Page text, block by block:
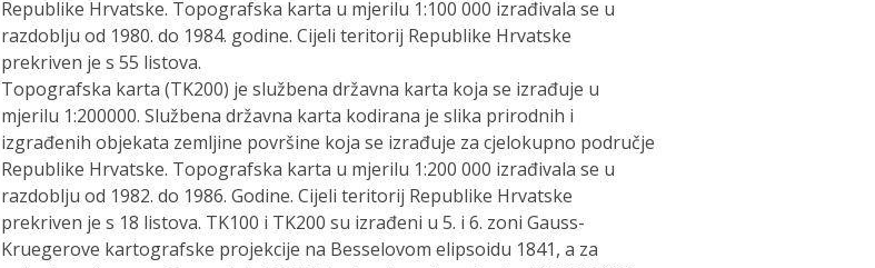
Republike Hrvatske. Topografska karta u mjerilu 1:100 000 izrađivala se u
razdoblju od 1980. do 1984. godine. Cijeli teritorij Republike Hrvatske
prekriven je s 55 listova.
Topografska karta (TK200) je službena državna karta koja se izrađuje u
mjerilu 1:200000. Službena državna karta kodirana je slika prirodnih i
izgrađenih objekata zemljine površine koja se izrađuje za cjelokupno područje
Republike Hrvatske. Topografska karta u mjerilu 1:200 000 izrađivala se u
razdoblju od 1982. do 1986. Godine. Cijeli teritorij Republike Hrvatske
prekriven je s 18 listova. TK100 i TK200 su izrađeni u 5. i 6. zoni Gauss-
Kruegerove kartografske projekcije na Besselovom elipsoidu 1841, a za